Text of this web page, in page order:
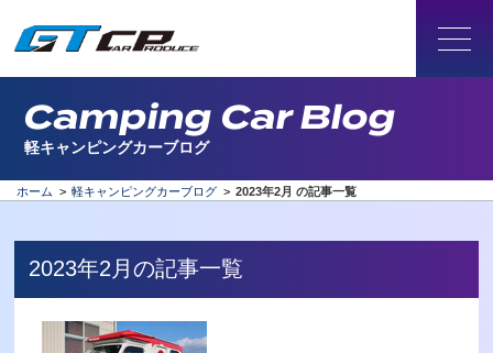
Camping Car Blog
軽キャンピングカーブログ
ホーム > 軽キャンピングカーブログ > 2023年2月 の記事一覧
2023年2月の記事一覧